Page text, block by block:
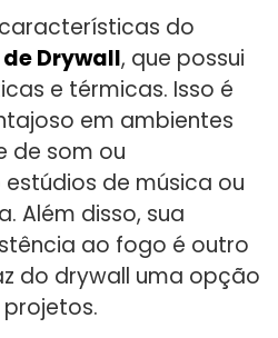
do
Drywall, que possui
e térmicas. Isso é
em ambientes
de som ou
de música ou
Além disso, sua
ao fogo é outro
do drywall uma opção